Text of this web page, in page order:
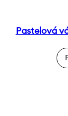
Pastelová